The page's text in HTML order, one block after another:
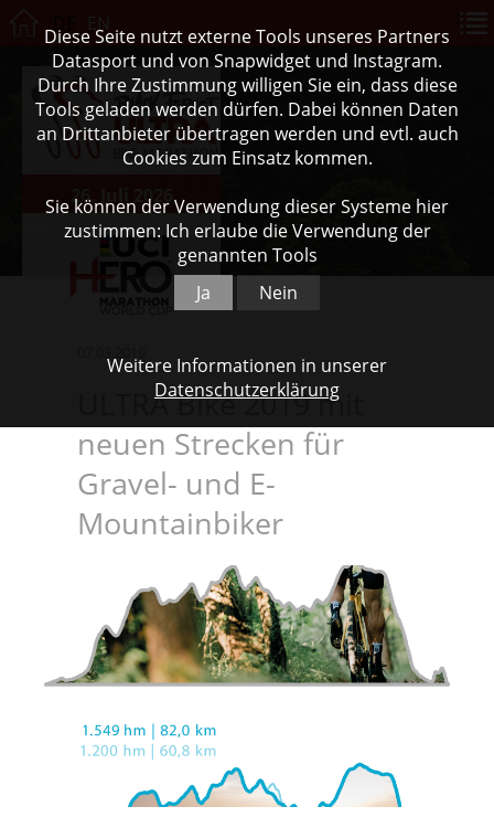
26. Juli 2026
ULTRA Bike 2019 mit
neuen Strecken für
Gravel- und E-
Mountainbiker
Diese Seite nutzt externe Tools unseres Partners
Datasport und von Snapwidget und Instagram.
Durch Ihre Zustimmung willigen Sie ein, dass diese
Tools geladen werden dürfen. Dabei können Daten
an Drittanbieter übertragen werden und evtl. auch
Cookies zum Einsatz kommen.
Sie können der Verwendung dieser Systeme hier
zustimmen: Ich erlaube die Verwendung der
genannten Tools
Ja
Nein
Weitere Informationen in unserer
Datenschutzerklärung